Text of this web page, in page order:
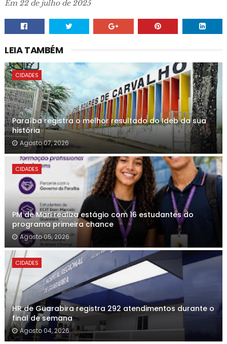
Em 22 de julho de 2025
LEIA TAMBÉM
CIDADES
Paraíba registra o melhor resultado do Ideb da sua
história
Agosto 07, 2026
CIDADES
PM de Mari realiza estágio com 16 estudantes do
programa primeira chance
Agosto 05, 2026
CIDADES
HR de Guarabira registra 292 atendimentos durante o
final de semana
Agosto 04, 2026